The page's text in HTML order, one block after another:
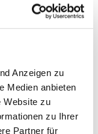
Anzeigen zu
Medien anbieten
Website zu
zu Ihrer
Partner für